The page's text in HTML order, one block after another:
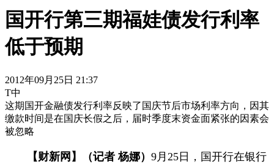
国开行第三期福娃债发行利率
低于预期
2012年09月25日 21:37
T中
这期国开金融债发行利率反映了国庆节后市场利率方向，因其
缴款时间是在国庆长假之后，届时季度末资金面紧张的因素会
被忽略
【财新网】（记者 杨娜） 9月25日，国开行在银行